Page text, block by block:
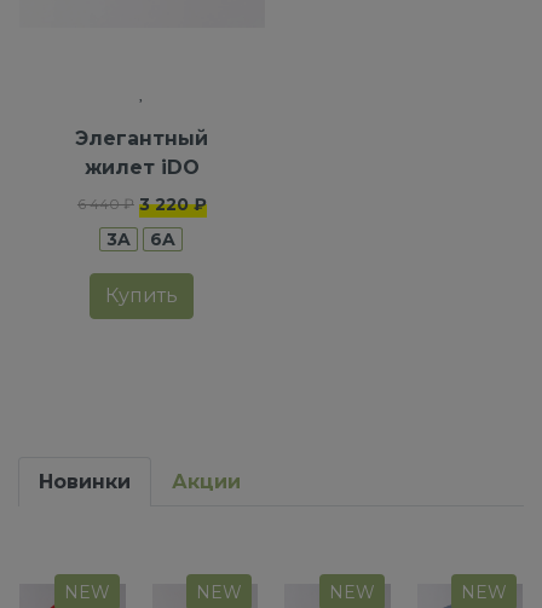
Элегантный
жилет iDO
6 440 ₽ 3 220 ₽
3A
6A
Купить
Новинки Акции
NEW NEW NEW NEW